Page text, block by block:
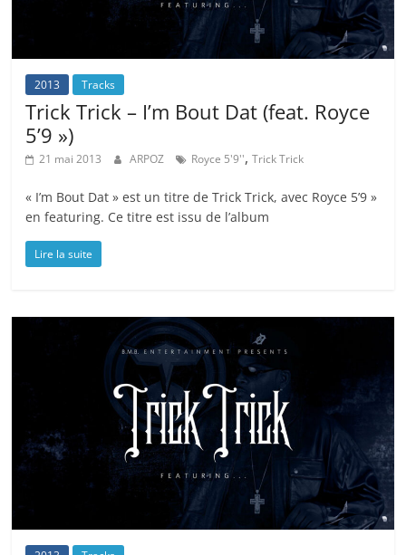
2013 Tracks
Trick Trick – I’m Bout Dat (feat. Royce
5’9 »)
21 mai 2013 ARPOZ Royce 5'9'',Trick Trick
« I’m Bout Dat » est un titre de Trick Trick, avec Royce 5’9 »
en featuring. Ce titre est issu de l’album
Lire la suite